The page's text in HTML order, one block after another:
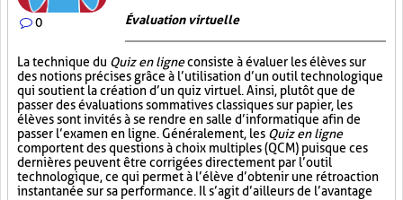
0 Évaluation virtuelle
La technique du Quiz en ligneconsiste à évaluer les élèves sur
des notions précises grâce à l’utilisation d’un outil technologique
qui soutient la création d’un quiz virtuel. Ainsi, plutôt que de
passer des évaluations sommatives classiques sur papier, les
élèves sont invités à se rendre en salle d’informatique afin de
passer l’examen en ligne. Généralement, les Quiz en ligne
comportent des questions à choix multiples (QCM) puisque ces
dernières peuvent être corrigées directement par l’outil
technologique, ce qui permet à l’élève d’obtenir une rétroaction
instantanée sur sa performance. Il s’agit d’ailleurs de l’avantage